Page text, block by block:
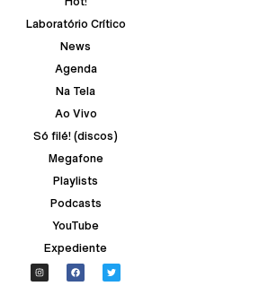
Laboratório Crítico
News
Agenda
Na Tela
Ao Vivo
Só filé! (discos)
Megafone
Playlists
Podcasts
YouTube
Expediente